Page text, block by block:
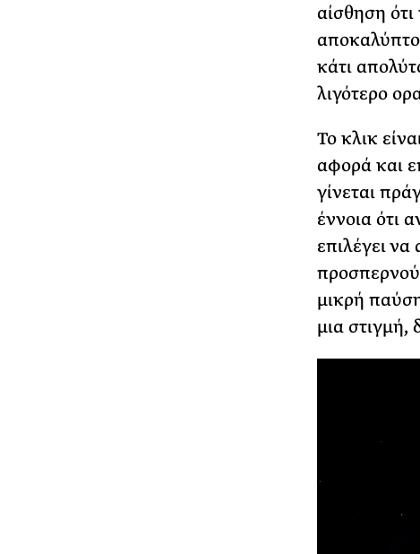
αίσθηση ότι
κάτι
λιγότερο
Το κλικ
αφορά και
γίνεται
έννοια ότι
επιλέγει
μικρή
μια στιγμή,